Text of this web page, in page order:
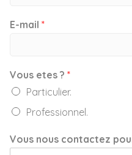
E-mail *
Vous etes ? *
Particulier.
Professionnel.
Vous nous contactez